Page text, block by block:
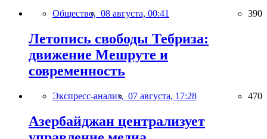
Общество, 08 августа, 00:41 390
Летопись свободы Тебриза:
движение Мешруте и
современность
Экспресс-анализ, 07 августа, 17:28 470
Азербайджан централизует